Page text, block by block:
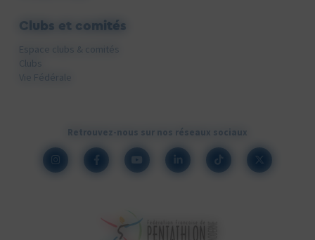
Clubs et comités
Espace clubs & comités
Clubs
Vie Fédérale
Retrouvez-nous sur nos réseaux sociaux